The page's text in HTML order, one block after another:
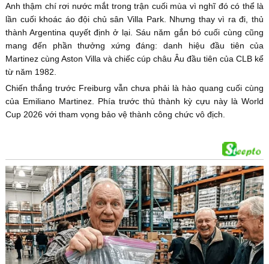
Anh thậm chí rơi nước mắt trong trận cuối mùa vì nghĩ đó có thể là
lần cuối khoác áo đội chủ sân Villa Park. Nhưng thay vì ra đi, thủ
thành Argentina quyết định ở lại. Sáu năm gắn bó cuối cùng cũng
mang đến phần thưởng xứng đáng: danh hiệu đầu tiên của
Martinez cùng Aston Villa và chiếc cúp châu Âu đầu tiên của CLB kể
từ năm 1982.
Chiến thắng trước Freiburg vẫn chưa phải là hào quang cuối cùng
của Emiliano Martinez. Phía trước thủ thành kỳ cựu này là World
Cup 2026 với tham vọng bảo vệ thành công chức vô địch.